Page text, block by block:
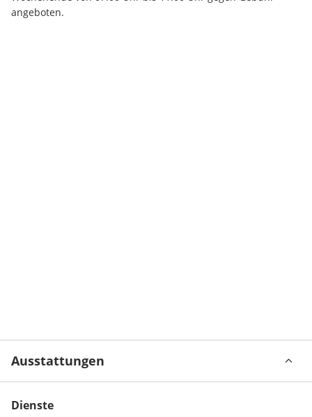
angeboten.
Ausstattungen
Dienste